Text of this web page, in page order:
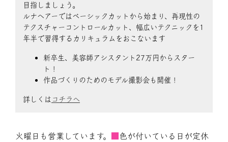
目指しましょう。
ルナヘアーではベーシックカットから始まり、再現性の
テクスチャーコントロールカット、幅広いテクニックを1
年半で習得するカリキュラムをおこないます
新卒生、美容師アシスタント27万円からスター
ト！
作品づくりのためのモデル撮影会も開催！
詳しくは コチラへ
火曜日も営業しています。
色が付いている日が定休